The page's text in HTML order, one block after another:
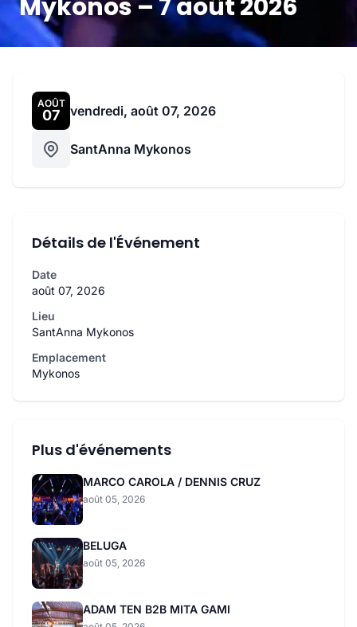
Mykonos – 7 août 2026
AOÛT
07 vendredi, août 07, 2026
SantAnna Mykonos
Détails de l'Événement
Date
août 07, 2026
Lieu
SantAnna Mykonos
Emplacement
Mykonos
Plus d'événements
MARCO CAROLA / DENNIS CRUZ
août 05, 2026
BELUGA
août 05, 2026
ADAM TEN B2B MITA GAMI